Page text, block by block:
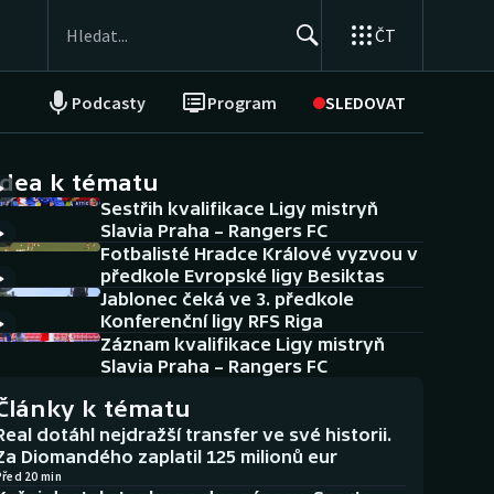
ČT
Podcasty Program SLEDOVAT
NEPŘEHLÉDNĚTE
Historické návraty
Aplikace ČT sport
AZ kvíz
k tématu
Sestřih kvalifikace Ligy mistryň
Slavia Praha – Rangers FC
Fotbalisté Hradce Králové vyzvou v
předkole Evropské ligy Besiktas
Jablonec čeká ve 3. předkole
Konferenční ligy RFS Riga
Záznam kvalifikace Ligy mistryň
Slavia Praha – Rangers FC
k tématu
dotáhl nejdražší transfer ve své historii.
Diomandého zaplatil 125 milionů eur
20 min